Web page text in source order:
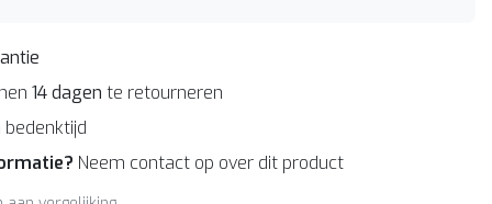
14 dagen te retourneren
bedenktijd
Neem contact op over dit product